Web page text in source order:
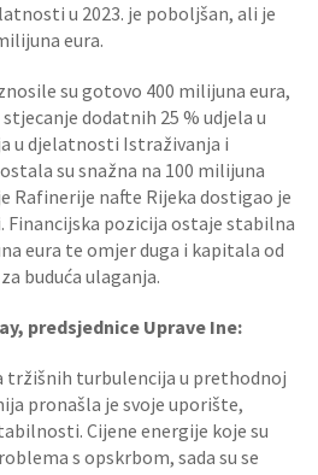
u 2023. je poboljšan, ali je
eura.
su gotovo 400 milijuna eura,
dodatnih 25 % udjela u
u djelatnosti Istraživanja i
su snažna na 100 milijuna
Rafinerije nafte Rijeka dostigao je
Financijska pozicija ostaje stabilna
eura te omjer duga i kapitala od
buduća ulaganja.
predsjednice Uprave Ine:
tržišnih turbulencija u prethodnoj
pronašla je svoje uporište,
Cijene energije koje su
s opskrbom, sada su se